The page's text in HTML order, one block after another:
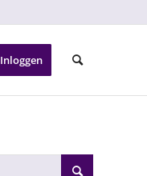
Inloggen